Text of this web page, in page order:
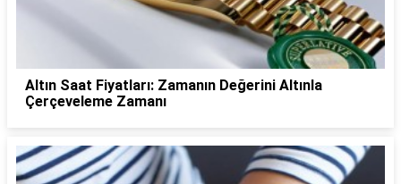
Altın Saat Fiyatları: Zamanın Değerini Altınla
Çerçeveleme Zamanı